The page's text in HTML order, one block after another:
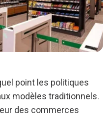
point les politiques
modèles traditionnels.
des commerces